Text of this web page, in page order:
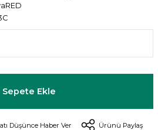
Sepete Ekle
Düşünce Haber Ver Ürünü Paylaş